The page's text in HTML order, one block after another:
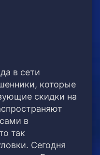
в сети
которые
скидки на
в
так
Сегодня